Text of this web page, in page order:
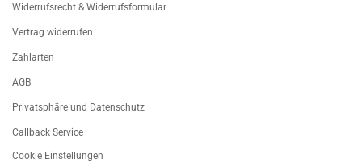
Widerrufsrecht & Widerrufsformular
Vertrag widerrufen
Zahlarten
AGB
Privatsphäre und Datenschutz
Callback Service
Cookie Einstellungen